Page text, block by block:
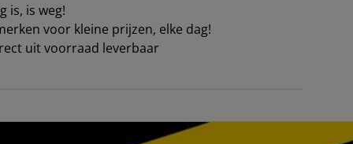
is, is weg!
voor kleine prijzen, elke dag!
uit voorraad leverbaar